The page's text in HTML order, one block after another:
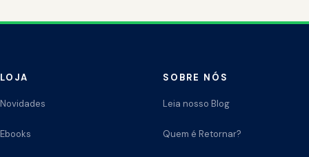
LOJA
Novidades
Ebooks
SOBRE NÓS
Leia nosso Blog
Quem é Retornar?